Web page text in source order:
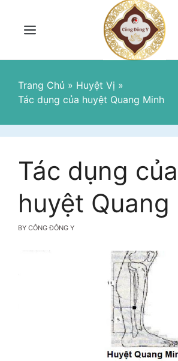
contentMenu
Trang Chủ » Huyệt Vị »
Tác dụng của huyệt Quang Minh
Tác dụng của
huyệt Quang
BY CÔNG ĐÔNG Y